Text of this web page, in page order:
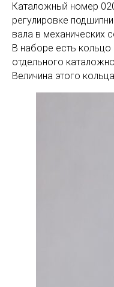
Каталожный номер
регулировке
вала в механических
В наборе есть
отдельного
Величина этого